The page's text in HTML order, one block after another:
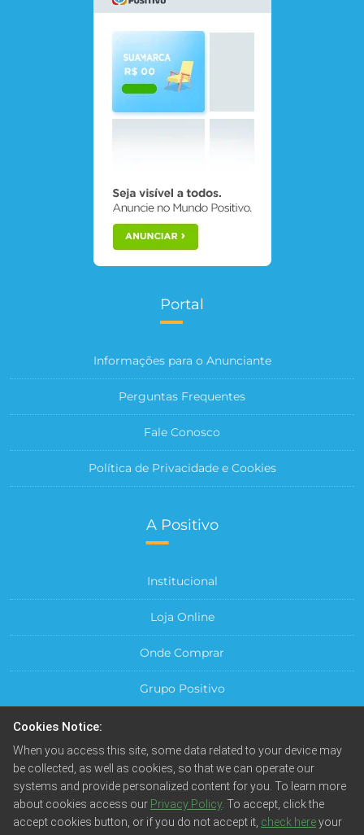
Portal
Informações para o Anunciante
Perguntas Frequentes
Fale Conosco
Política de Privacidade e Cookies
A Positivo
Institucional
Loja Online
Onde Comprar
Grupo Positivo
Central do Cliente
Cookies Notice:
When you access this site, some data related to your device may
be collected, as well as cookies, so that we can operate our
systems and provide personalized content for you. To learn more
about cookies access our Privacy Policy. To accept, click the
accept cookies button, or if you do not accept it, check hereyour